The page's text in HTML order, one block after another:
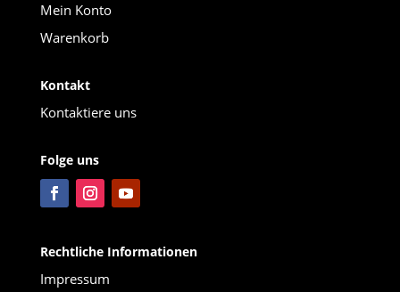
Mein Konto
Warenkorb
Kontakt
Kontaktiere uns
Folge uns
Rechtliche Informationen
Impressum